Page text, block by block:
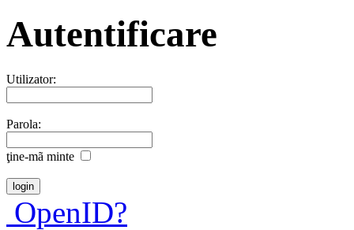
Autentificare
Utilizator:
Parola:
ţine-mã minte
OpenID?